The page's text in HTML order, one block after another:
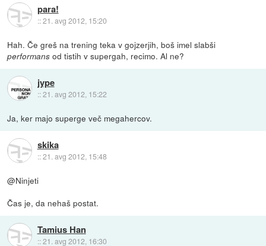
para!
::21. avg 2012, 15:20
Hah. Če greš na trening teka v gojzerjih, boš imel slabši
performans od tistih v supergah, recimo. Al ne?
jype
::21. avg 2012, 15:22
Ja, ker majo superge več megahercov.
skika
::21. avg 2012, 15:48
@Ninjeti
Čas je, da nehaš postat.
Tamius Han
::21. avg 2012, 16:30